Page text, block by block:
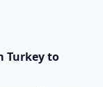
Turkey to